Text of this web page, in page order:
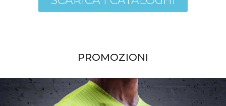
PROMOZIONI